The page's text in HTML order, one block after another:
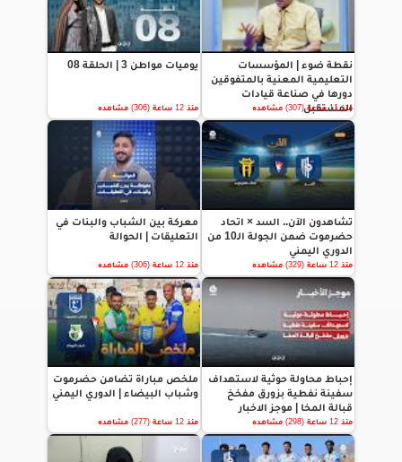
نقطة ضوء | المؤسسات
التعليمية المعنية بالمتفوقين
دورها في صناعة قيادات
المستقبل
منذ 11 ساعة (307) مشاهده
يوميات مواطن 3 | الحلقة 08
منذ 12 ساعة (306) مشاهده
تشاهدون الآن.. السد × اتحاد
حضرموت ضمن الجولة الـ10 من
الدوري اليمني
منذ 12 ساعة (329) مشاهده
معركة بين الشباب والبنات في
التعليقات | الحوالة
منذ 12 ساعة (306) مشاهده
إحباط محاولة حوثية لاستهداف
سفينة نفطية بزورق مفخخ
قبالة المخا | موجز الاخبار
منذ 12 ساعة (298) مشاهده
ملخص مباراة تضامن حضرموت
وشباب البيضاء | الدوري اليمني
منذ 12 ساعة (277) مشاهده